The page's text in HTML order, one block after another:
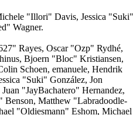
"Illori" Davis, Jessica "Suki"
Wagner.
Rayes, Oscar "Ozp" Rydhé,
Bjoern "Bloc" Kristiansen,
Schoen, emanuele, Hendrik
"Suki" González, Jon
"JayBachatero" Hernandez,
Benson, Matthew "Labradoodle-
"Oldiesmann" Eshom, Michael